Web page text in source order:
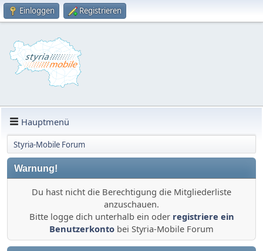
Einloggen Registrieren
Hauptmenü
Styria-Mobile Forum
Warnung!
Du hast nicht die Berechtigung die Mitgliederliste
anzuschauen.
Bitte logge dich unterhalb ein oder registriere ein
Benutzerkonto bei Styria-Mobile Forum